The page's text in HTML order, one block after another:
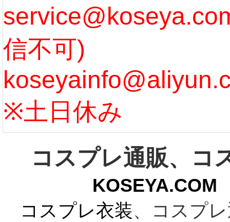
[more]
まで
う...
信不可)
※土日休み
コスプレ通販、コ
コスプレ衣装、コスプ